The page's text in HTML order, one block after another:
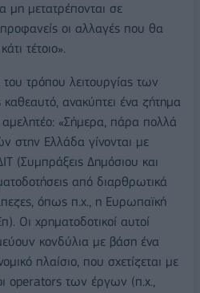
μετατρέπονται σε
προφανείς οι αλλαγές που θα
τέτοιο».
τρόπου λειτουργίας των
ανακύπτει ένα ζήτημα
αμελητέο: «Σήμερα, πάρα πολλά
Ελλάδα γίνονται με
(Συμπράξεις Δημόσιου και
από διαρθρωτικά
όπως π.χ., η Ευρωπαϊκή
Οι χρηματοδοτικοί αυτοί
κονδύλια με βάση ένα
πλαίσιο, που σχετίζεται με
operators των έργων (π.χ.,